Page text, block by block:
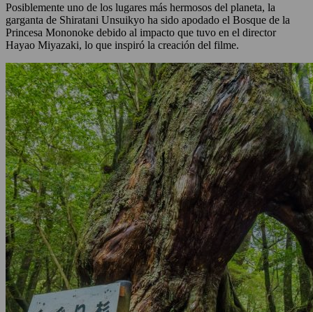
Posiblemente uno de los lugares más hermosos del planeta, la
garganta de Shiratani Unsuikyo ha sido apodado el Bosque de la
Princesa Mononoke debido al impacto que tuvo en el director
Hayao Miyazaki, lo que inspiró la creación del filme.